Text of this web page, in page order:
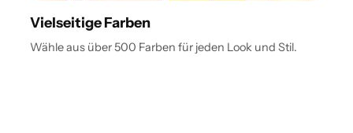
Vielseitige Farben
Wähle aus über 500 Farben für jeden Look und Stil.